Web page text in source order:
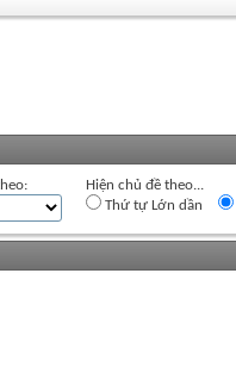
Hiện chủ đề theo...
Thứ tự Lớn dần